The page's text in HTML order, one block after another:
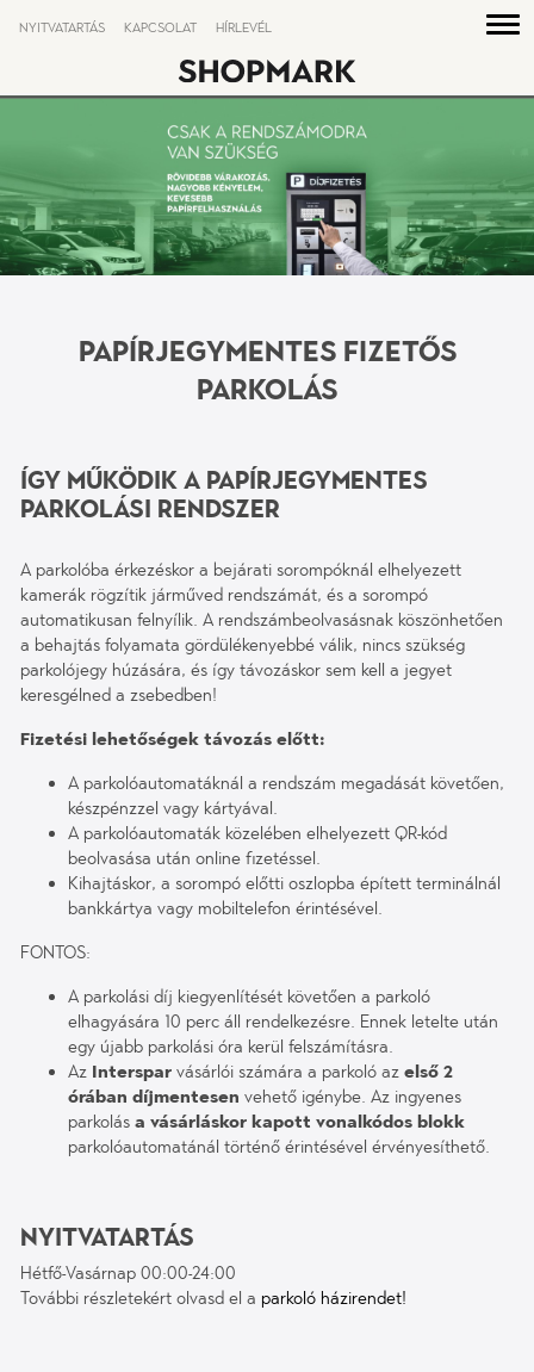
NYITVATARTÁS KAPCSOLAT HÍRLEVÉL
Papírjegymentes Fizetős
Parkolás
Így működik a papírjegymentes
parkolási rendszer
A parkolóba érkezéskor a bejárati sorompóknál elhelyezett
kamerák rögzítik járműved rendszámát, és a sorompó
automatikusan felnyílik. A rendszámbeolvasásnak köszönhetően
a behajtás folyamata gördülékenyebbé válik, nincs szükség
parkolójegy húzására, és így távozáskor sem kell a jegyet
keresgélned a zsebedben!
Fizetési lehetőségek távozás előtt:
A parkolóautomatáknál a rendszám megadását követően,
készpénzzel vagy kártyával.
A parkolóautomaták közelében elhelyezett QR-kód
beolvasása után online fizetéssel.
Kihajtáskor, a sorompó előtti oszlopba épített terminálnál
bankkártya vagy mobiltelefon érintésével.
FONTOS:
A parkolási díj kiegyenlítését követően a parkoló
elhagyására 10 perc áll rendelkezésre. Ennek letelte után
egy újabb parkolási óra kerül felszámításra.
Az Interspar vásárlói számára a parkoló az első 2
órában díjmentesen vehető igénybe. Az ingyenes
parkolás a vásárláskor kapott vonalkódos blokk
parkolóautomatánál történő érintésével érvényesíthető.
Nyitvatartás
Hétfő-Vasárnap 00:00-24:00
További részletekért olvasd el a parkoló házirendet!